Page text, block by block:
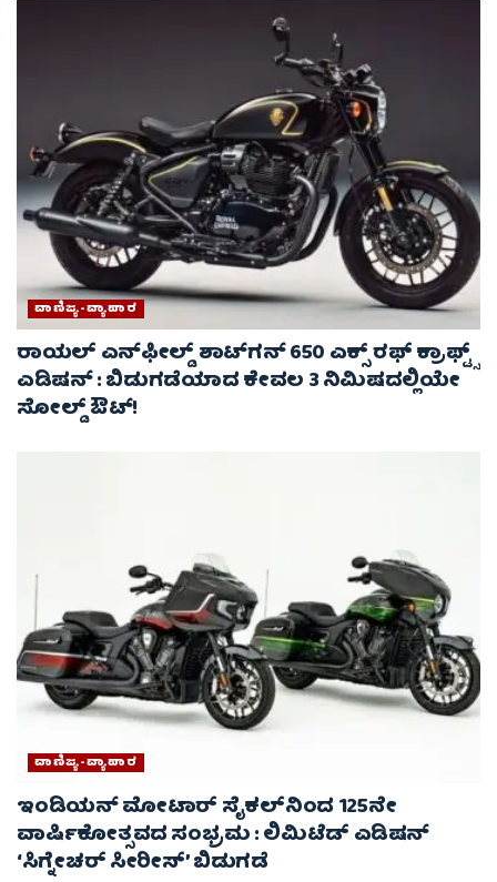
ವಾಣಿಜ್ಯ-ವ್ಯಾಪಾರ
ರಾಯಲ್ ಎನ್‌ಫೀಲ್ಡ್ ಶಾಟ್‌ಗನ್ 650 ಎಕ್ಸ್ ರಫ್ ಕ್ರಾಫ್ಟ್ಸ್
ಎಡಿಷನ್ : ಬಿಡುಗಡೆಯಾದ ಕೇವಲ 3 ನಿಮಿಷದಲ್ಲಿಯೇ
ಸೋಲ್ಡ್ ಔಟ್!
ವಾಣಿಜ್ಯ-ವ್ಯಾಪಾರ
ಇಂಡಿಯನ್ ಮೋಟಾರ್‌ ಸೈಕಲ್‌ನಿಂದ 125ನೇ
ವಾರ್ಷಿಕೋತ್ಸವದ ಸಂಭ್ರಮ : ಲಿಮಿಟೆಡ್ ಎಡಿಷನ್
‘ಸಿಗ್ನೇಚರ್ ಸೀರೀಸ್’ ಬಿಡುಗಡೆ